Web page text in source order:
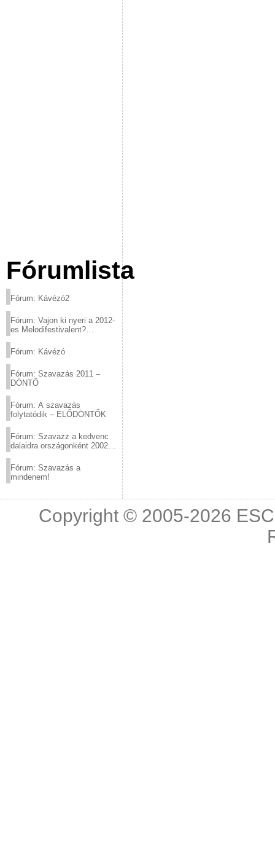
Fórumlista
Fórum: Kávézó2
Fórum: Vajon ki nyeri a 2012-
es Melodifestivalent?
Fórum: Kávézó
Fórum: Szavazás 2011 –
DÖNTŐ
Fórum: A szavazás
folytatódik – ELŐDÖNTŐK
Fórum: Szavazz a kedvenc
dalaidra országonként 2002
Fórum: Szavazás a
mindenem!
Copyright © 2005-2026